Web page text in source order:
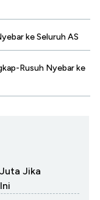
ke Seluruh AS
Rusuh Nyebar ke
Jika